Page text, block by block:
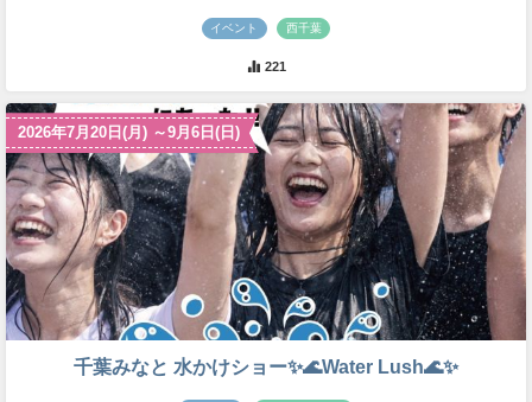
イベント 西千葉
221
2026年7月20日(月) ～9月6日(日)
千葉みなと 水かけショー✨🌊Water Lush🌊✨